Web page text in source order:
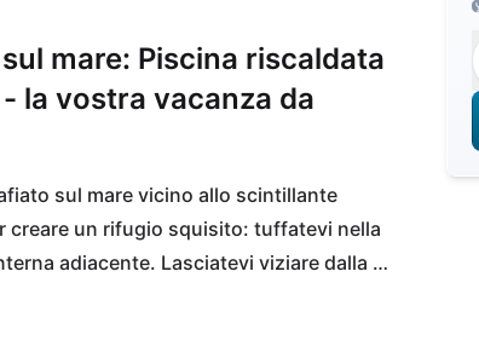
mare: Piscina riscaldata
la vostra vacanza da
sul mare vicino allo scintillante
creare un rifugio squisito: tuffatevi nella
adiacente. Lasciatevi viziare dalla
tenetevi in forma nella sala fitness
passeggiata sul lungomare e le sue